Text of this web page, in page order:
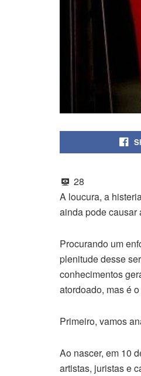
28
A loucura, a
ainda pode causar
Procurando um
plenitude desse
conhecimentos
atordoado, mas é
Primeiro, vamos
Ao nascer, em 10
artistas, juristas e